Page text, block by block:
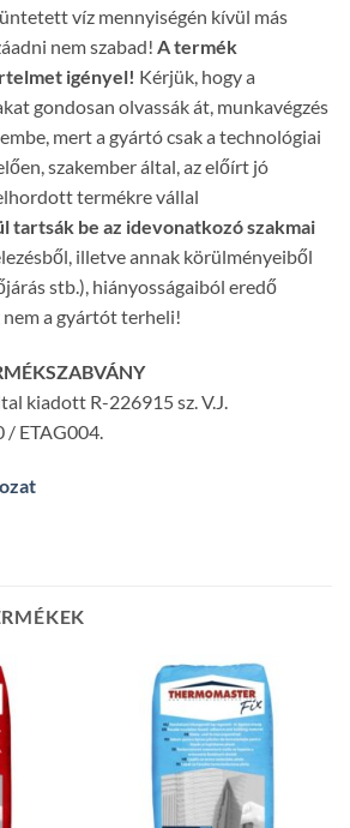
víz mennyiségén kívül más
nem szabad! A termék
igényel! Kérjük, hogy a
gondosan olvassák át, munkavégzés
mert a gyártó csak a technológiai
szakember által, az előírt jó
termékre vállal
tartsák be az idevonatkozó szakmai
illetve annak körülményeiből
stb.), hiányosságaiból eredő
a gyártót terheli!
kiadott R-226915 sz. V.J.
ETAG004.